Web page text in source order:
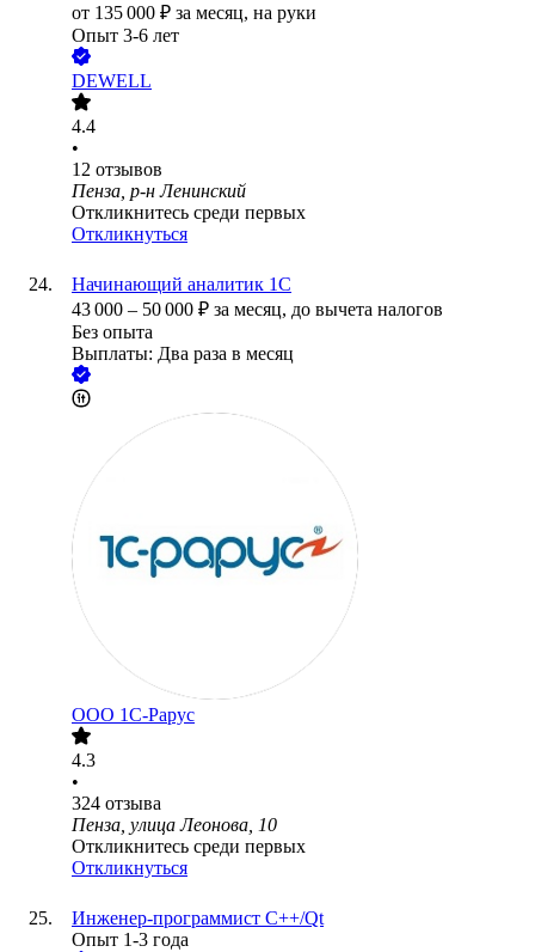
от 135 000 ₽ за месяц, на руки
Опыт 3-6 лет
DEWELL
4.4
•
12 отзывов
Пенза, р-н Ленинский
Откликнитесь среди первых
Откликнуться
Начинающий аналитик 1С
43 000 – 50 000 ₽ за месяц, до вычета налогов
Без опыта
Выплаты: Два раза в месяц
ООО 1C-Рарус
4.3
•
324 отзыва
Пенза, улица Леонова, 10
Откликнитесь среди первых
Откликнуться
Инженер-программист C++/Qt
Опыт 1-3 года